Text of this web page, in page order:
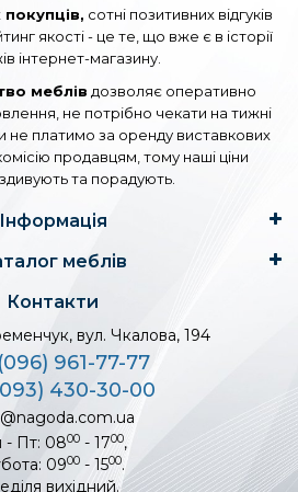
сотні позитивних відгуків
якості - це те, що вже є в історії
інтернет-магазину.
меблів дозволяє оперативно
не потрібно чекати на тижні
не платимо за оренду виставкових
продавцям, тому наші ціни
та порадують.
Інформація
меблів
Контакти
вул. Чкалова, 194
961-77-77
430-30-00
- Пт: 0800- 1700,
0900- 1500.
вихідний.